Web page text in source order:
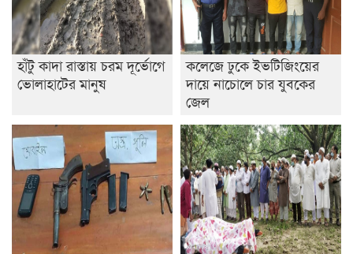
হাঁটু কাদা রাস্তায় চরম দূর্ভোগে
ভোলাহাটের মানুষ
কলেজে ঢুকে ইভটিজিংয়ের
দায়ে নাচোলে চার যুবকের
জেল